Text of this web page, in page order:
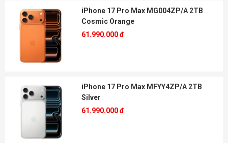
iPhone 17 Pro Max MG004ZP/A 2TB
Cosmic Orange
61.990.000 đ
iPhone 17 Pro Max MFYY4ZP/A 2TB
Silver
61.990.000 đ